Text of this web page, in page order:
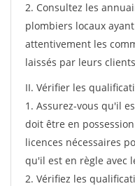
2. Consultez les
plombiers locaux
attentivement les
laissés par leurs
II. Vérifier les
1. Assurez-vous qu'il
doit être en
licences nécessaires
qu'il est en règle avec
2. Vérifiez les